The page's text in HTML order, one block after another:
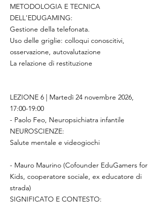
METODOLOGIA E TECNICA
DELL'EDUGAMING:
Gestione della telefonata.
Uso delle griglie: colloqui conoscitivi,
osservazione, autovalutazione
La relazione di restituzione
LEZIONE 6 | Martedì 24 novembre 2026,
17:00-19:00
- Paolo Feo, Neuropsichiatra infantile
NEUROSCIENZE:
Salute mentale e videogiochi
- Mauro Maurino (Cofounder EduGamers for
Kids, cooperatore sociale, ex educatore di
strada)
SIGNIFICATO E CONTESTO: